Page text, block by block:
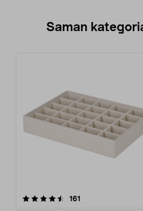
Saman
161
4.5 viidestä